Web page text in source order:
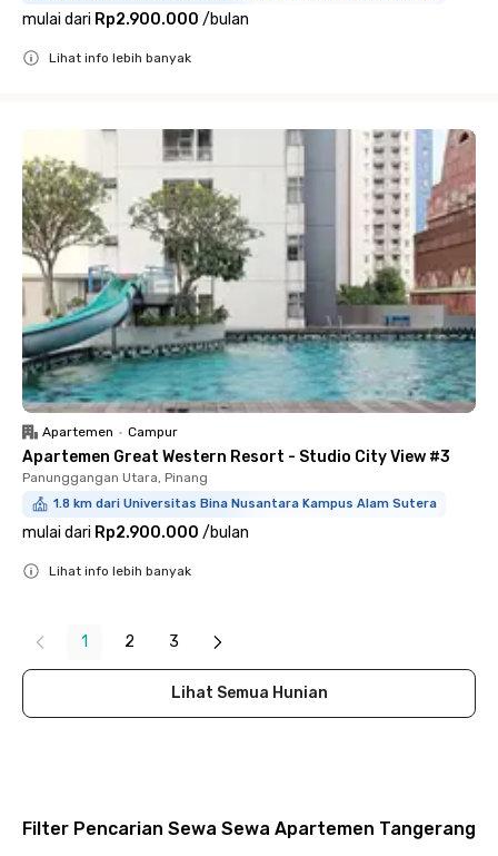
mulai dari Rp2.900.000 /bulan
Lihat info lebih banyak
Apartemen • Campur
Apartemen Great Western Resort - Studio City View #3
Panunggangan Utara, Pinang
1.8 km dari Universitas Bina Nusantara Kampus Alam Sutera
mulai dari Rp2.900.000 /bulan
Lihat info lebih banyak
1 2 3
Lihat Semua Hunian
Filter Pencarian Sewa Sewa Apartemen Tangerang